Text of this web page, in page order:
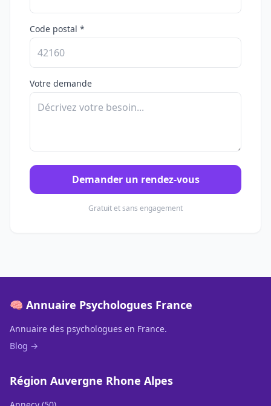
Code postal *
Votre demande
Demander un rendez-vous
Gratuit et sans engagement
🧠 Annuaire Psychologues France
Annuaire des psychologues en France.
Blog →
Région Auvergne Rhone Alpes